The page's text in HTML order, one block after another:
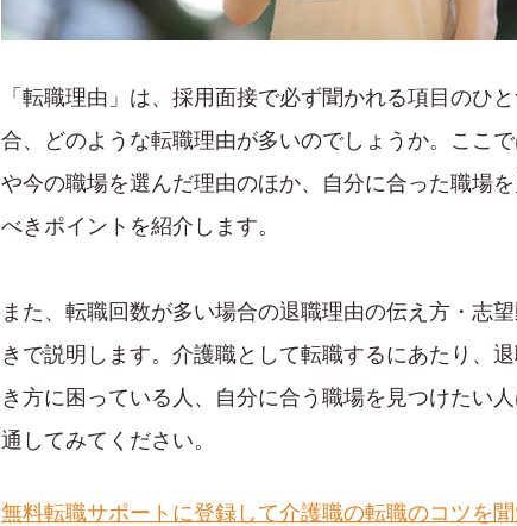
「転職理由」は、採用面接で必ず聞かれる項目のひ
合、どのような転職理由が多いのでしょうか。ここ
や今の職場を選んだ理由のほか、自分に合った職場
べきポイントを紹介します。
また、転職回数が多い場合の退職理由の伝え方・志
きで説明します。介護職として転職するにあたり、
き方に困っている人、自分に合う職場を見つけたい
通してみてください。
無料転職サポートに登録して介護職の転職のコツを